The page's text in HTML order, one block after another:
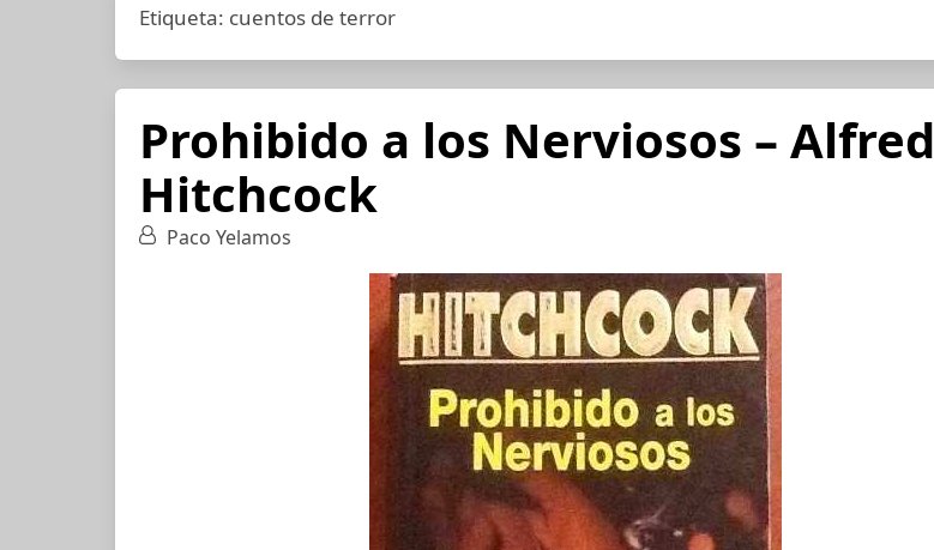
Etiqueta: cuentos de terror
Prohibido a los Nerviosos – Alfred
Hitchcock
Paco Yelamos